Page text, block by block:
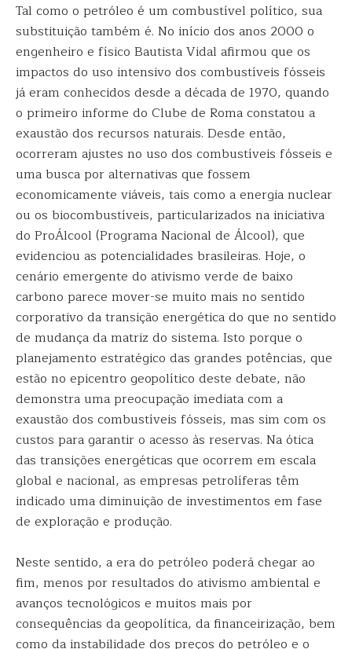
Tal como o petróleo é um combustível político, sua
substituição também é. No início dos anos 2000 o
engenheiro e físico Bautista Vidal afirmou que os
impactos do uso intensivo dos combustíveis fósseis
já eram conhecidos desde a década de 1970, quando
o primeiro informe do Clube de Roma constatou a
exaustão dos recursos naturais. Desde então,
ocorreram ajustes no uso dos combustíveis fósseis e
uma busca por alternativas que fossem
economicamente viáveis, tais como a energia nuclear
ou os biocombustíveis, particularizados na iniciativa
do ProÁlcool (Programa Nacional de Álcool), que
evidenciou as potencialidades brasileiras. Hoje, o
cenário emergente do ativismo verde de baixo
carbono parece mover-se muito mais no sentido
corporativo da transição energética do que no sentido
de mudança da matriz do sistema. Isto porque o
planejamento estratégico das grandes potências, que
estão no epicentro geopolítico deste debate, não
demonstra uma preocupação imediata com a
exaustão dos combustíveis fósseis, mas sim com os
custos para garantir o acesso às reservas. Na ótica
das transições energéticas que ocorrem em escala
global e nacional, as empresas petrolíferas têm
indicado uma diminuição de investimentos em fase
de exploração e produção.
Neste sentido, a era do petróleo poderá chegar ao
fim, menos por resultados do ativismo ambiental e
avanços tecnológicos e muitos mais por
consequências da geopolítica, da financeirização, bem
como da instabilidade dos preços do petróleo e o